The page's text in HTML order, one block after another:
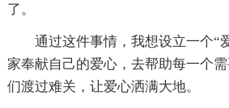
了。
通过这件事情，我想设立一个“
家奉献自己的爱心，去帮助每一个
们渡过难关，让爱心洒满大地。